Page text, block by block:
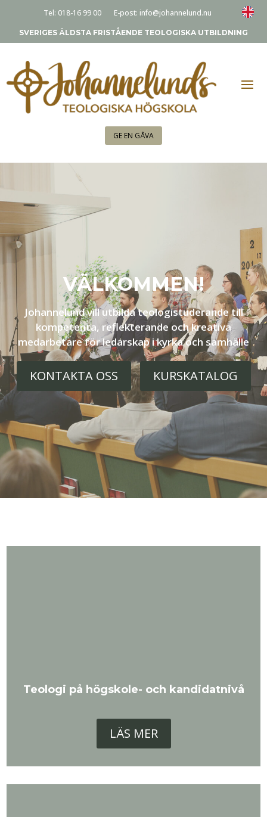
Tel: 018-16 99 00 E-post: info@johannelund.nu
SVERIGES ÄLDSTA FRISTÅENDE TEOLOGISKA UTBILDNING
GE EN GÅVA
VÄLKOMMEN!
Johannelund vill utbilda teologistuderande till
kompetenta, reflekterande och kreativa
medarbetare för ledarskap i kyrka och samhälle
KONTAKTA OSS KURSKATALOG
Teologi på högskole- och kandidatnivå
LÄS MER